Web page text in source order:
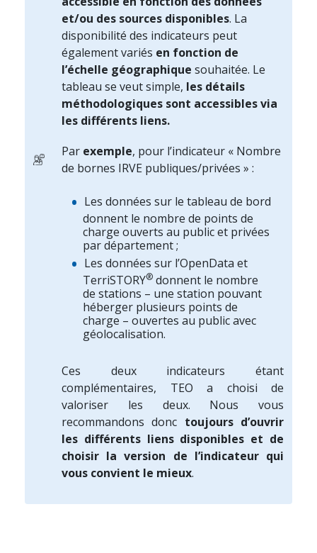
et/ou des sources disponibles. La
disponibilité des indicateurs peut
également variés en fonction de
l’échelle géographique souhaitée. Le
tableau se veut simple, les détails
méthodologiques sont accessibles via
les différents liens.
Par exemple, pour l’indicateur « Nombre
de bornes IRVE publiques/privées » :
Les données sur le tableau de bord
donnent le nombre de points de
charge ouverts au public et privées
par département ;
Les données sur l’OpenData et
TerriSTORY® donnent le nombre
de stations – une station pouvant
héberger plusieurs points de
charge – ouvertes au public avec
géolocalisation.
Ces deux indicateurs étant
complémentaires, TEO a choisi de
valoriser les deux. Nous vous
recommandons donc toujours d’ouvrir
les différents liens disponibles et de
choisir la version de l’indicateur qui
vous convient le mieux.